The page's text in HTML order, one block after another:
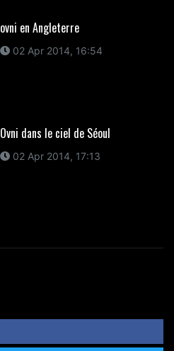
ovni en Angleterre
02 Apr 2014, 16:54
Ovni dans le ciel de Séoul
02 Apr 2014, 17:13